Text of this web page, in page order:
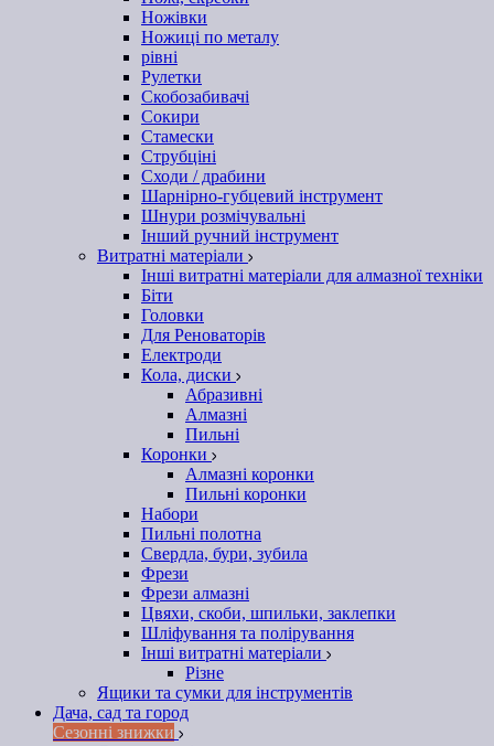
Ножівки
Ножиці по металу
рівні
Рулетки
Скобозабивачі
Сокири
Стамески
Струбціні
Сходи / драбини
Шарнірно-губцевий інструмент
Шнури розмічувальні
Інший ручний інструмент
Витратні матеріали
Інші витратні матеріали для алмазної техніки
Біти
Головки
Для Реноваторів
Електроди
Кола, диски
Абразивні
Алмазні
Пильні
Коронки
Алмазні коронки
Пильні коронки
Набори
Пильні полотна
Свердла, бури, зубила
Фрези
Фрези алмазні
Цвяхи, скоби, шпильки, заклепки
Шліфування та полірування
Інші витратні матеріали
Різне
Ящики та сумки для інструментів
Дача, сад та город
Сезонні знижки